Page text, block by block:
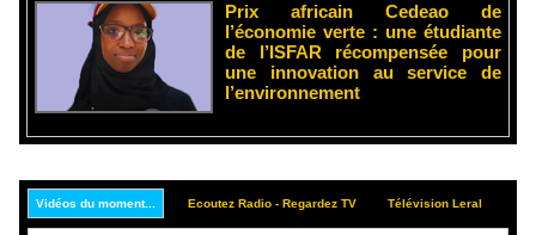
Prix africain Cedeao de
l’économie verte : une étudiante
de l’ISFAR récompensée pour
une innovation au service de
l’environnement
Vidéos du moment... Ecoutez Radio - Regardez TV Télévision Leral